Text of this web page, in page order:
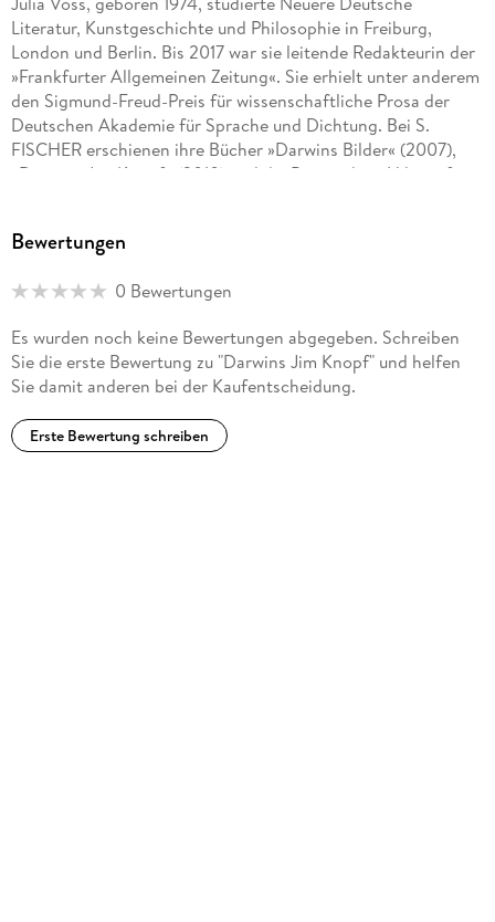
Literatur, Kunstgeschichte und Philosophie in Freiburg,
London und Berlin. Bis 2017 war sie leitende Redakteurin der
»Frankfurter Allgemeinen Zeitung«. Sie erhielt unter anderem
den Sigmund-Freud-Preis für wissenschaftliche Prosa der
Deutschen Akademie für Sprache und Dichtung. Bei S.
FISCHER erschienen ihre Bücher »Darwins Bilder« (2007),
»Darwins Jim Knopf« (2010) und die Biographie »Hilma af
in Lüneburg und arbeitet im Präsidium des Deutschen
Bewertungen
0 Bewertungen
Es wurden noch keine Bewertungen abgegeben. Schreiben
Sie die erste Bewertung zu "Darwins Jim Knopf" und helfen
Sie damit anderen bei der Kaufentscheidung.
Erste Bewertung schreiben